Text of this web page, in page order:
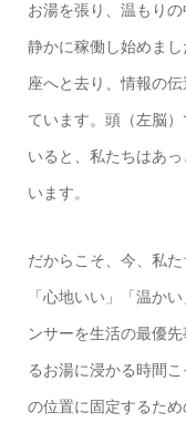
お湯を張り、温もり
静かに稼働し始めま
座へと去り、情報の
ています。頭（左脳
いると、私たちはあ
います。
だからこそ、今、私
「心地いい」「温か
ンサーを生活の最優
るお湯に浸かる時間
の位置に固定するた